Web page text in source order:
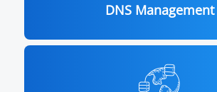
DNS Management